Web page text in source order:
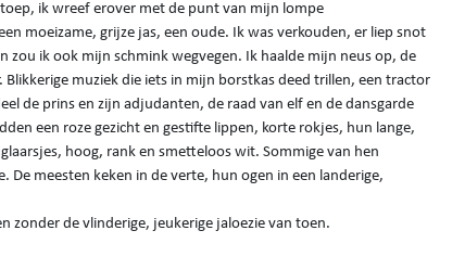
ik wreef erover met de punt van mijn lompe
moeizame, grijze jas, een oude. Ik was verkouden, er liep snot
zou ik ook mijn schmink wegvegen. Ik haalde mijn neus op, de
muziek die iets in mijn borstkas deed trillen, een tractor
de prins en zijn adjudanten, de raad van elf en de dansgarde
een roze gezicht en gestifte lippen, korte rokjes, hun lange,
hoog, rank en smetteloos wit. Sommige van hen
meesten keken in de verte, hun ogen in een landerige,
zonder de vlinderige, jeukerige jaloezie van toen.